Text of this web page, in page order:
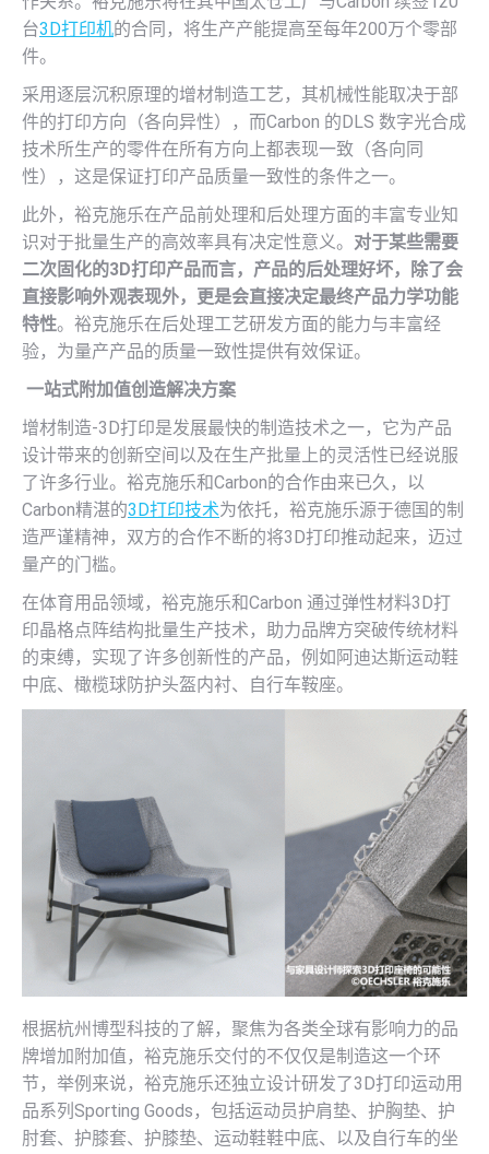
台3D打印机的合同，将生产产能提高至每年200万个零部
件。
采用逐层沉积原理的增材制造工艺，其机械性能取决于部
件的打印方向（各向异性），而Carbon 的DLS 数字光合成
技术所生产的零件在所有方向上都表现一致（各向同
性），这是保证打印产品质量一致性的条件之一。
此外，裕克施乐在产品前处理和后处理方面的丰富专业知
识对于批量生产的高效率具有决定性意义。 对于某些需要
二次固化的3D打印产品而言，产品的后处理好坏，除了会
直接影响外观表现外，更是会直接决定最终产品力学功能
特性。裕克施乐在后处理工艺研发方面的能力与丰富经
验，为量产产品的质量一致性提供有效保证。
一站式附加值创造解决方案
增材制造-3D打印是发展最快的制造技术之一，它为产品
设计带来的创新空间以及在生产批量上的灵活性已经说服
了许多行业。裕克施乐和Carbon的合作由来已久，以
Carbon精湛的3D打印技术为依托，裕克施乐源于德国的制
造严谨精神，双方的合作不断的将3D打印推动起来，迈过
量产的门槛。
在体育用品领域，裕克施乐和Carbon 通过弹性材料3D打
印晶格点阵结构批量生产技术，助力品牌方突破传统材料
的束缚，实现了许多创新性的产品，例如阿迪达斯运动鞋
中底、橄榄球防护头盔内衬、自行车鞍座。
根据杭州博型科技的了解，聚焦为各类全球有影响力的品
牌增加附加值，裕克施乐交付的不仅仅是制造这一个环
节，举例来说，裕克施乐还独立设计研发了3D打印运动用
品系列Sporting Goods，包括运动员护肩垫、护胸垫、护
肘套、护膝套、护膝垫、运动鞋鞋中底、以及自行车的坐